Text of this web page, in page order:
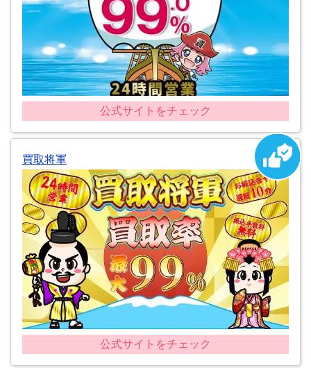
公式サイトをチェック
買取将軍
公式サイトをチェック